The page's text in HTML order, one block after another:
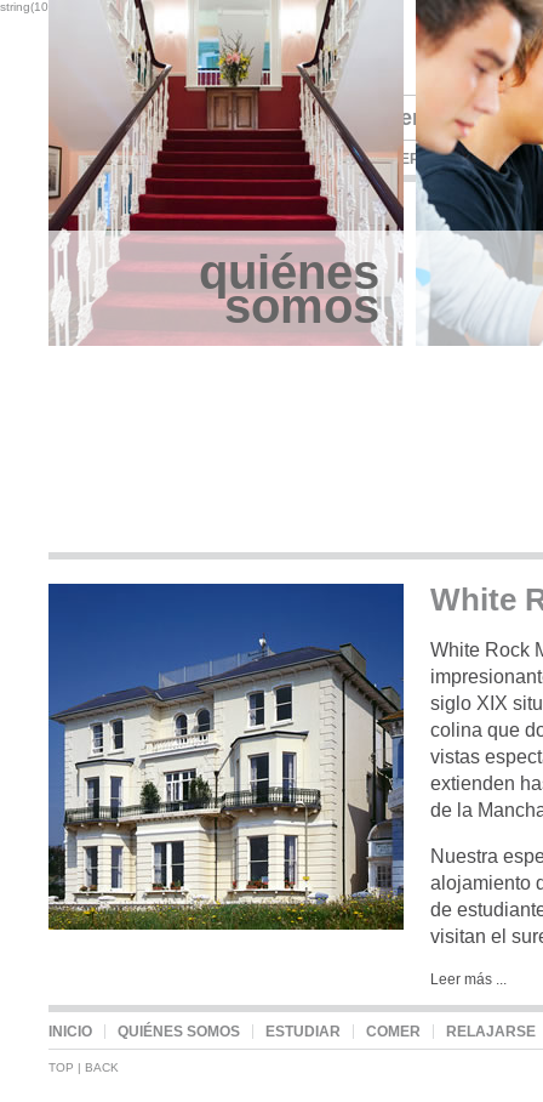
string(10) "5.5.25-log"
Alojamiento para
INICIO QUIÉNES SOMOS ESTUDIAR COMER RELAJARSE
quiénes
somos
comer White
White Rock
siglo XIX
colina que
vistas
extienden
de la
Nuestra
alojamiento
de
visitan el
Leer más ...
INICIO QUIÉNES SOMOS ESTUDIAR COMER RELAJARSE
TOP | BACK